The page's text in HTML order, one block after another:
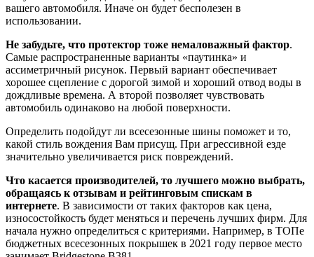
вашего автомобиля. Иначе он будет бесполезен в
использовании.
Не забудьте, что протектор тоже немаловажный фактор.
Самые распространенные варианты «паутинка» и
ассиметричный рисунок. Первый вариант обеспечивает
хорошее сцепление с дорогой зимой и хороший отвод воды в
дождливые времена. А второй позволяет чувствовать
автомобиль одинаково на любой поверхности.
Определить подойдут ли всесезонные шины поможет и то,
какой стиль вождения Вам присущ. При агрессивной езде
значительно увеличивается риск повреждений.
Что касается производителей, то лучшего можно выбрать,
обращаясь к отзывам и рейтинговым спискам в
интернете. В зависимости от таких факторов как цена,
износостойкость будет меняться и перечень лучших фирм. Для
начала нужно определиться с критериями. Например, в ТОПе
бюджетных всесезонных покрышек в 2021 году первое место